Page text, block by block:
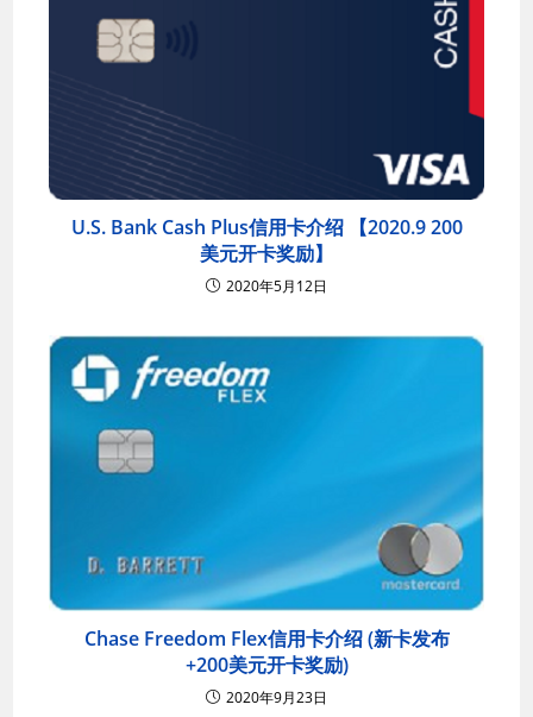
U.S. Bank Cash Plus信用卡介绍 【2020.9 200
美元开卡奖励】
2020年5月12日
Chase Freedom Flex信用卡介绍 (新卡发布
+200美元开卡奖励)
2020年9月23日